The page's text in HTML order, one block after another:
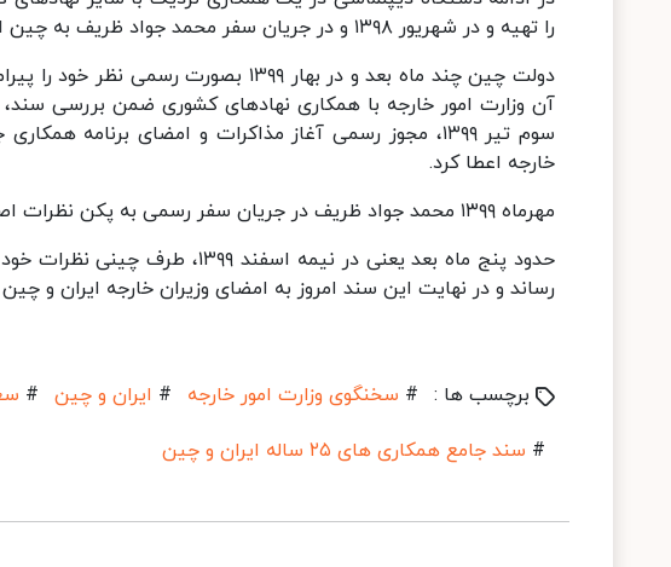
را تهیه و در شهریور ۱۳۹۸ و در جریان سفر محمد جواد ظریف به چین این پیش نویس تحویل دولت چین شد.
دولت چین چند ماه بعد و در بهار ۱۳۹۹
آن وزارت امور خارجه با همکاری نهادهای کشوری ضمن بررسی
سوم تیر ۱۳۹۹، مجوز رسمی آغاز مذاکرات و امضای برنامه
خارجه اعطا کرد.
مهرماه ۱۳۹۹ محمد جواد ظریف در جریان سفر رسمی به پکن نظرات اصلاحی و تکمیلی ایران را به اطلاع طرف چینی رساند
حدود پنج ماه بعد یعنی در نیمه
رساند و در نهایت این سند امروز به امضای وزیران خارجه ایران و
برچسب ها : # سخنگوی وزارت امور خارجه # ایران و چین #
# سند جامع همکاری های ۲۵ ساله ایران و چین